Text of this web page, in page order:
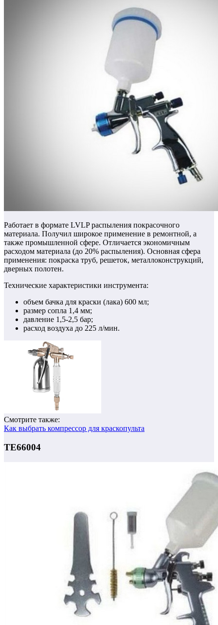
Работает в формате LVLP распыления покрасочного
материала. Получил широкое применение в ремонтной, а
также промышленной сфере. Отличается экономичным
расходом материала (до 20% распыления). Основная сфера
применения: покраска труб, решеток, металлоконструкций,
дверных полотен.
Технические характеристики инструмента:
объем бачка для краски (лака) 600 мл;
размер сопла 1,4 мм;
давление 1,5-2,5 бар;
расход воздуха до 225 л/мин.
Смотрите также:
Как выбрать компрессор для краскопульта
TE66004